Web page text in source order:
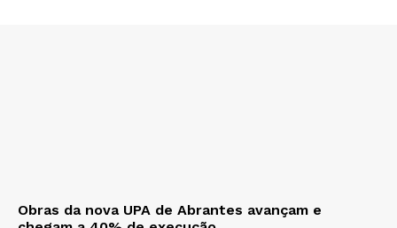
Obras da nova UPA de Abrantes avançam e